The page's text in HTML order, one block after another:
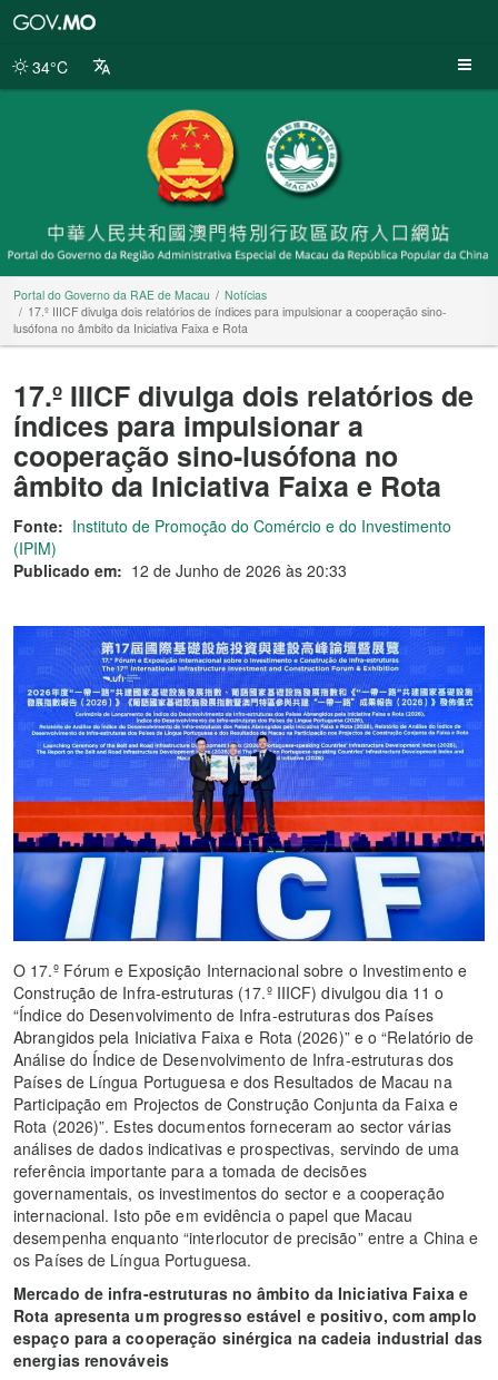
da
34°C
Portal do Governo da RAE de Macau
Notícias
17.º IIICF divulga dois relatórios de índices para impulsionar a cooperação sino-
lusófona no âmbito da Iniciativa Faixa e Rota
17.º IIICF divulga dois relatórios de
índices para impulsionar a
cooperação sino-lusófona no
âmbito da Iniciativa Faixa e Rota
Fonte: Instituto de Promoção do Comércio e do Investimento
(IPIM)
Publicado em: 12 de Junho de 2026 às 20:33
O 17.º Fórum e Exposição Internacional sobre o Investimento e
Construção de Infra-estruturas (17.º IIICF) divulgou dia 11 o
“Índice do Desenvolvimento de Infra-estruturas dos Países
Abrangidos pela Iniciativa Faixa e Rota (2026)” e o “Relatório de
Análise do Índice de Desenvolvimento de Infra-estruturas dos
Países de Língua Portuguesa e dos Resultados de Macau na
Participação em Projectos de Construção Conjunta da Faixa e
Rota (2026)”. Estes documentos forneceram ao sector várias
análises de dados indicativas e prospectivas, servindo de uma
referência importante para a tomada de decisões
governamentais, os investimentos do sector e a cooperação
internacional. Isto põe em evidência o papel que Macau
desempenha enquanto “interlocutor de precisão” entre a China e
os Países de Língua Portuguesa.
Mercado de infra-estruturas no âmbito da Iniciativa Faixa e
Rota apresenta um progresso estável e positivo, com amplo
espaço para a cooperação sinérgica na cadeia industrial das
energias renováveis